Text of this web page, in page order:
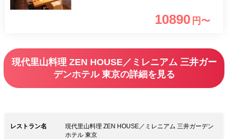
お使い頂けるプランをご用意致しまし
フリードリンクをお付けした月替わり里
山食材を使用致しました全8品のコース
に加えて、フリードリンクやお料理グレ
食事のお時間に是非ご利用下さいませ。
10890 円〜
現代里山料理 ZEN HOUSE／ミレニアム 三井ガー
デンホテル 東京の詳細を見る
レストラン名
現代里山料理 ZEN HOUSE／ミレニアム 三井ガーデン
ホテル 東京